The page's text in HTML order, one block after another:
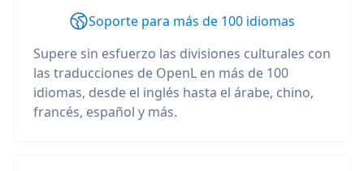
Soporte para más de 100 idiomas
Supere sin esfuerzo las divisiones culturales con
las traducciones de OpenL en más de 100
idiomas, desde el inglés hasta el árabe, chino,
francés, español y más.